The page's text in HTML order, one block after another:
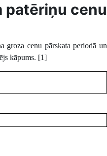
patēriņu cenu
groza cenu pārskata periodā un
kāpums. [1]